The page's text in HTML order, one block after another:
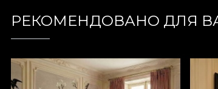
РЕКОМЕНДОВАНО ДЛЯ